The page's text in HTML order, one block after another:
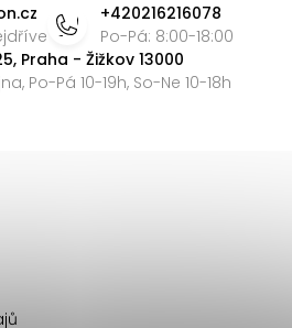
+420216216078
Po-Pá: 8:00-18:00
Praha - Žižkov 13000
Po-Pá 10-19h, So-Ne 10-18h